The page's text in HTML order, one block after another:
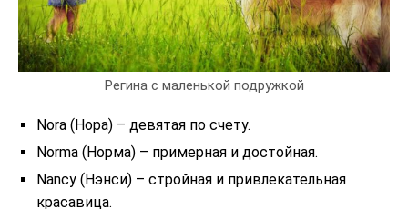
Регина с маленькой подружкой
Nora (Нора) – девятая по счету.
Norma (Норма) – примерная и достойная.
Nancy (Нэнси) – стройная и привлекательная
красавица.